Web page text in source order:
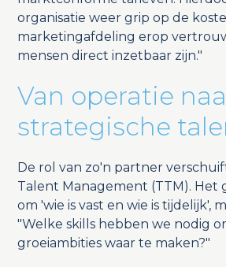
organisatie weer grip op de
marketingafdeling erop
mensen direct inzetbaar zijn."
Van operatie
strategische
De rol van zo'n partner
Talent Management (TTM). Het
om 'wie is vast en wie is tijdelijk',
"Welke skills hebben we nodig
groeiambities waar te maken?"